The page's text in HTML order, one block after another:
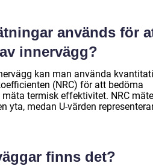
används för
innervägg?
kan man använda
(NRC) för att bedöma
termisk effektivitet. NRC
yta, medan U-värden
finns det?